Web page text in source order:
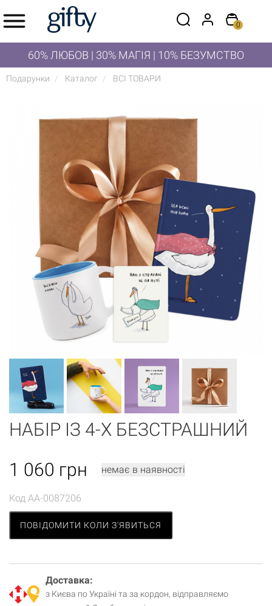
0
60% ЛЮБОВ | 30% МАГІЯ | 10% БЕЗУМСТВО
Подарунки Каталог ВСІ ТОВАРИ
НАБІР ІЗ 4-Х БЕЗСТРАШНИЙ
1 060 грн немає в наявності
Код AA-0087206
ПОВІДОМИТИ КОЛИ З'ЯВИТЬСЯ
Доставка:
з Києва по Україні та за кордон, відправляємо